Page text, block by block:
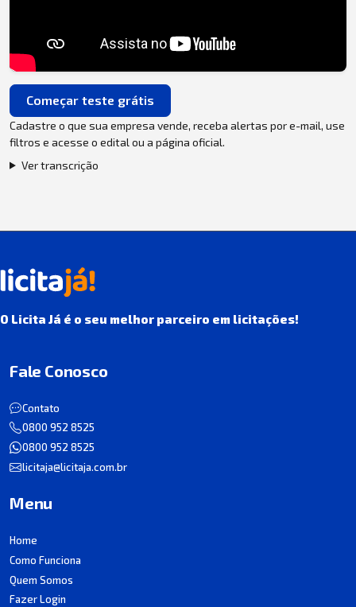
Começar teste grátis
Cadastre o que sua empresa vende, receba alertas por e-mail, use
filtros e acesse o edital ou a página oficial.
Ver transcrição
O Licita Já é o seu melhor parceiro em licitações!
Fale Conosco
Contato
0800 952 8525
0800 952 8525
licitaja@licitaja.com.br
Menu
Home
Como Funciona
Quem Somos
Fazer Login